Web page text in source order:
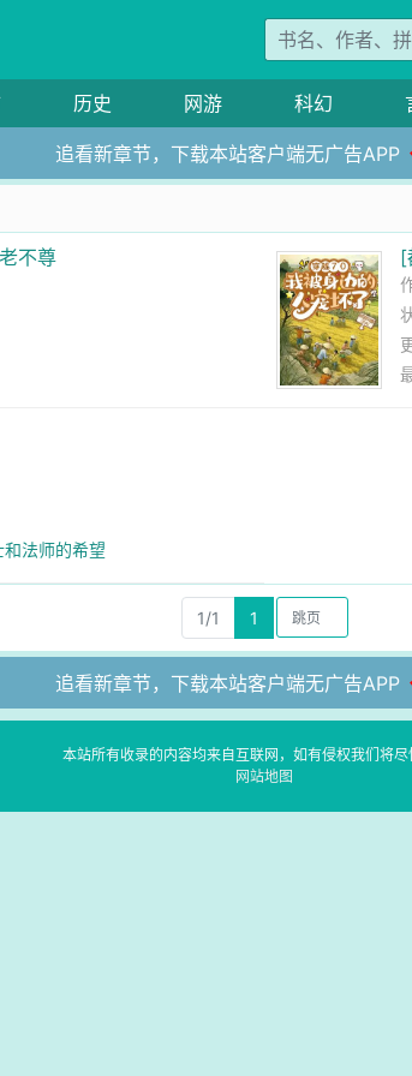
历史 网游 科幻
追看新章节，下载本站客户端无广告APP
不尊
[
法师的希望
1/1 1
追看新章节，下载本站客户端无广告APP
本站所有收录的内容均来自互联网，如有侵权我们将尽
网站地图